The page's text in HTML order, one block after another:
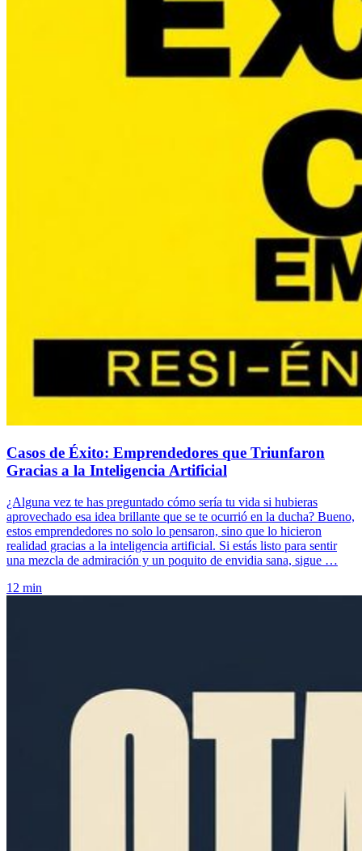
Casos de Éxito: Emprendedores que Triunfaron
Gracias a la Inteligencia Artificial
¿Alguna vez te has preguntado cómo sería tu vida si hubieras
aprovechado esa idea brillante que se te ocurrió en la ducha? Bueno,
estos emprendedores no solo lo pensaron, sino que lo hicieron
realidad gracias a la inteligencia artificial. Si estás listo para sentir
una mezcla de admiración y un poquito de envidia sana, sigue …
12 min